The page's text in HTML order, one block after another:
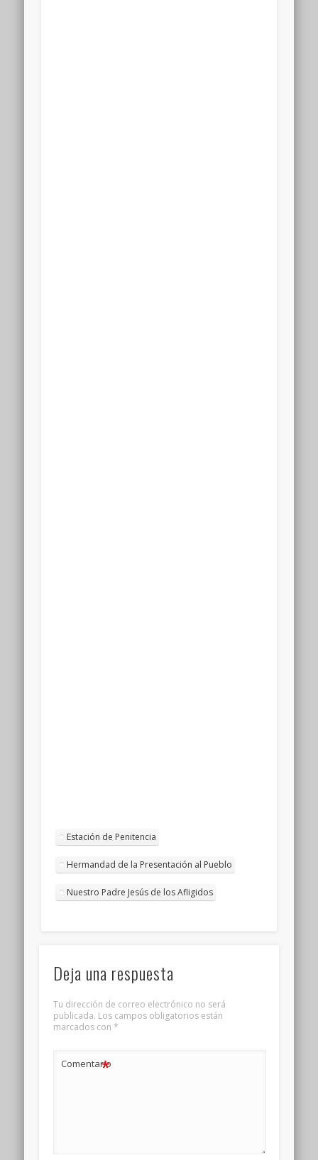
Estación de Penitencia
Hermandad de la Presentación al Pueblo
Nuestro Padre Jesús de los Afligidos
Deja una respuesta
Tu dirección de correo electrónico no será
publicada. Los campos obligatorios están
marcados con *
Comentario
*